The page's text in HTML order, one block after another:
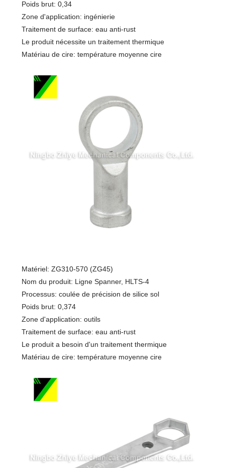
Poids brut: 0,34
Zone d'application: ingénierie
Traitement de surface: eau anti-rust
Le produit nécessite un traitement thermique
Matériau de cire: température moyenne cire
Matériel: ZG310-570 (ZG45)
Nom du produit: Ligne Spanner, HLTS-4
Processus: coulée de précision de silice sol
Poids brut: 0,374
Zone d'application: outils
Traitement de surface: eau anti-rust
Le produit a besoin d'un traitement thermique
Matériau de cire: température moyenne cire